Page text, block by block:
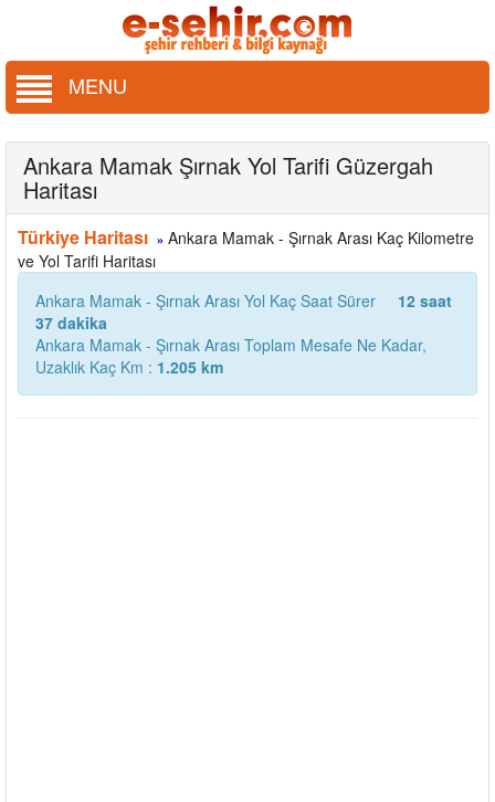
MENU
Ankara Mamak Şırnak Yol Tarifi Güzergah
Haritası
Türkiye Haritası » Ankara Mamak - Şırnak Arası Kaç Kilometre
ve Yol Tarifi Haritası
Ankara Mamak - Şırnak Arası Yol Kaç Saat Sürer
12 saat
37 dakika
Ankara Mamak - Şırnak Arası Toplam Mesafe Ne Kadar,
Uzaklık Kaç Km : 1.205 km